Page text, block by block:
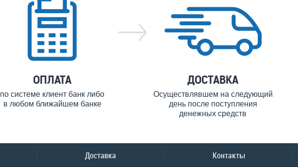
ОПЛАТА
по системе клиент банк либо
в любом ближайшем банке
ДОСТАВКА
Осуществлявшем на следующий
день после поступления
денежных средств
Доставка Контакты